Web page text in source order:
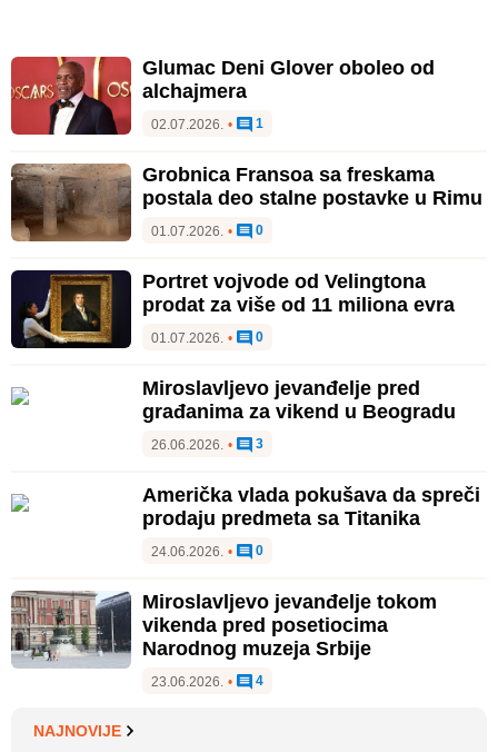
Glumac Deni Glover oboleo od
alchajmera
02.07.2026. • 1
Grobnica Fransoa sa freskama
postala deo stalne postavke u Rimu
01.07.2026. • 0
Portret vojvode od Velingtona
prodat za više od 11 miliona evra
01.07.2026. • 0
Miroslavljevo jevanđelje pred
građanima za vikend u Beogradu
26.06.2026. • 3
Američka vlada pokušava da spreči
prodaju predmeta sa Titanika
24.06.2026. • 0
Miroslavljevo jevanđelje tokom
vikenda pred posetiocima
Narodnog muzeja Srbije
23.06.2026. • 4
NAJNOVIJE